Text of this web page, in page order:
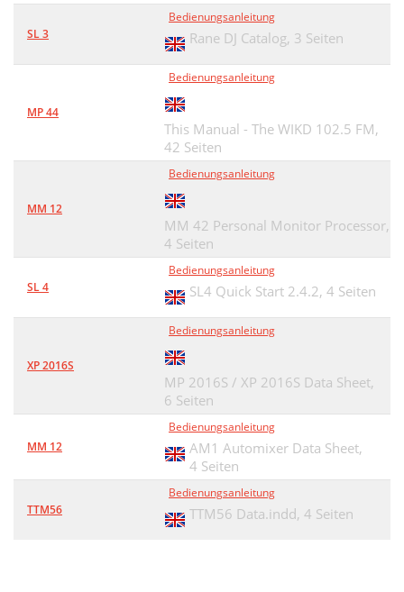
SL 3
Bedienungsanleitung
Rane DJ Catalog, 3 Seiten
MP 44
Bedienungsanleitung
This Manual - The WIKD 102.5 FM,
42 Seiten
MM 12
Bedienungsanleitung
MM 42 Personal Monitor Processor,
4 Seiten
SL 4
Bedienungsanleitung
SL4 Quick Start 2.4.2, 4 Seiten
XP 2016S
Bedienungsanleitung
MP 2016S / XP 2016S Data Sheet,
6 Seiten
MM 12
Bedienungsanleitung
AM1 Automixer Data Sheet,
4 Seiten
TTM56
Bedienungsanleitung
TTM56 Data.indd, 4 Seiten